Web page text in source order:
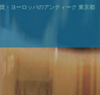
・ヨーロッパのアンティーク 東京都